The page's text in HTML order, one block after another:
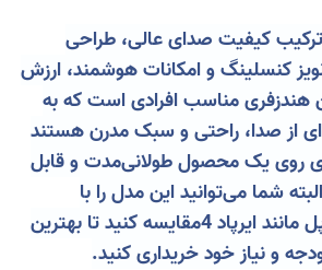
۳ اصل با ترکیب کیفیت صدای عالی، طراحی
کنسلینگ و امکانات هوشمند، ارزش
هندزفری مناسب افرادی است که به
از صدا، راحتی و سبک مدرن هستند
روی یک محصول طولانی‌مدت و قابل
شما می‌توانید این مدل را با
ایرپاد 4 مقایسه کنید تا بهترین
و نیاز خود خریداری کنید.